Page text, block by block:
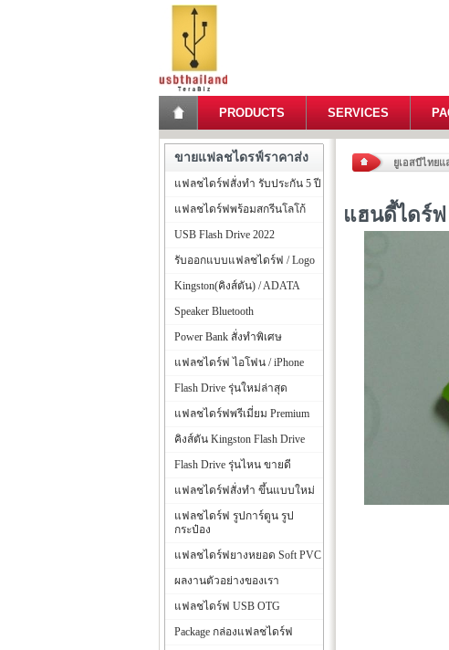
PRODUCTS SERVICES
ยูเอสบีไทย
แฮนดี้ไดร์
ขายแฟลชไดรฟ์ราคาส่ง
แฟลชไดร์ฟสั่งทำ รับประกัน 5 ปี
แฟลชไดร์ฟพร้อมสกรีนโลโก้
USB Flash Drive 2022
รับออกแบบแฟลชไดร์ฟ / Logo
Kingston(คิงส์ตัน) / ADATA
Speaker Bluetooth
Power Bank สั่งทำพิเศษ
แฟลชไดร์ฟ ไอโฟน / iPhone
Flash Drive รุ่นใหม่ล่าสุด
แฟลชไดร์ฟพรีเมี่ยม Premium
คิงส์ตัน Kingston Flash Drive
Flash Drive รุ่นไหน ขายดี
แฟลชไดร์ฟสั่งทำ ขึ้นแบบใหม่
แฟลชไดร์ฟ รูปการ์ตูน รูป
กระป๋อง
แฟลชไดร์ฟยางหยอด Soft PVC
ผลงานตัวอย่างของเรา
แฟลชไดร์ฟ USB OTG
Package กล่องแฟลชไดร์ฟ